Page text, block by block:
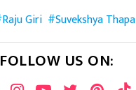
Raju Giri Suvekshya Thapa
FOLLOW US ON: